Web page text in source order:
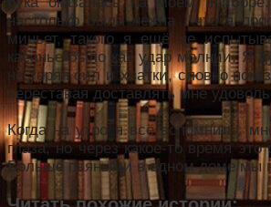
настолько была нежна , что я
миньет, такого я ещё не
касанье было как удар молнии. Я
не теряя сил и хватки, словно
переставая доставлять мне
Когда на утро я всё вспомнил ,
глаза, но через какое-то время
Больше пьяными в одном доме мы